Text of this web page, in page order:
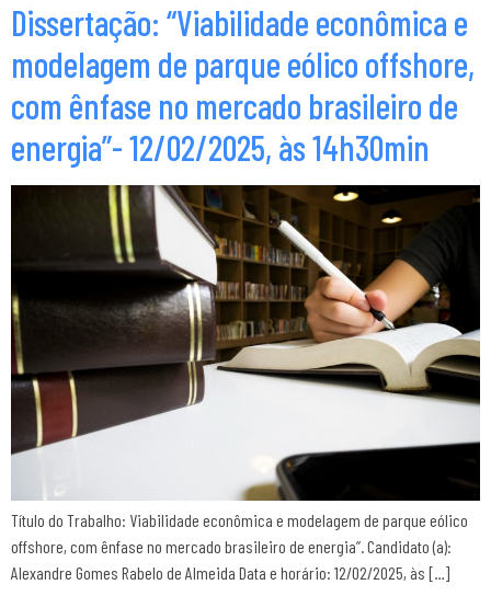
Dissertação: “Viabilidade econômica e
modelagem de parque eólico offshore,
com ênfase no mercado brasileiro de
energia”- 12/02/2025, às 14h30min
Título do Trabalho: Viabilidade econômica e modelagem de parque eólico
offshore, com ênfase no mercado brasileiro de energia”. Candidato (a):
Alexandre Gomes Rabelo de Almeida Data e horário: 12/02/2025, às […]